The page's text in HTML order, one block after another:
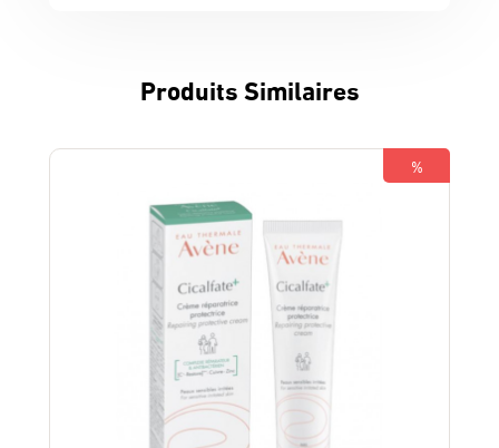
Produits Similaires
%